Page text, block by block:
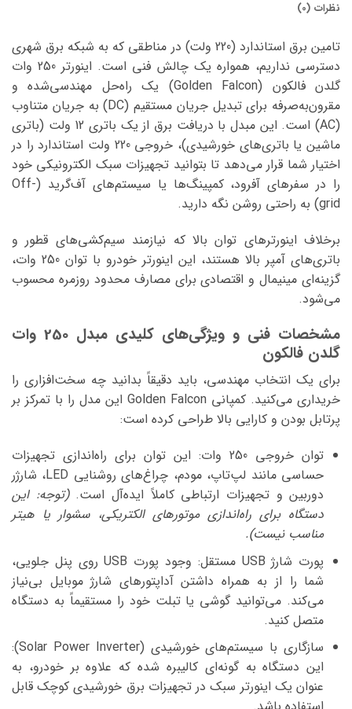
نظرات (0)
تامین برق استاندارد (220 ولت) در مناطقی که به شبکه برق شهری
دسترسی نداریم، همواره یک چالش فنی است. اینورتر 250 وات
گلدن فالکون (Golden Falcon) یک راه‌حل مهندسی‌شده و
مقرون‌به‌صرفه برای تبدیل جریان مستقیم (DC) به جریان متناوب
(AC) است. این مبدل با دریافت برق از یک باتری 12 ولت (باتری
ماشین یا باتری‌های خورشیدی)، خروجی 220 ولت استاندارد را در
اختیار شما قرار می‌دهد تا بتوانید تجهیزات سبک الکترونیکی خود
را در سفرهای آفرود، کمپینگ‌ها یا سیستم‌های آف‌گرید (Off-
grid) به راحتی روشن نگه دارید.
برخلاف اینورترهای توان بالا که نیازمند سیم‌کشی‌های قطور و
باتری‌های آمپر بالا هستند، این اینورتر خودرو با توان 250 وات،
گزینه‌ای مینیمال و اقتصادی برای مصارف محدود روزمره محسوب
می‌شود.
مشخصات فنی و ویژگی‌های کلیدی مبدل 250 وات
گلدن فالکون
برای یک انتخاب مهندسی، باید دقیقاً بدانید چه سخت‌افزاری را
خریداری می‌کنید. کمپانی Golden Falcon این مدل را با تمرکز بر
پرتابل بودن و کارایی بالا طراحی کرده است:
توان خروجی 250 وات: این توان برای راه‌اندازی تجهیزات
حساسی مانند لپ‌تاپ، مودم، چراغ‌های روشنایی LED، شارژر
دوربین و تجهیزات ارتباطی کاملاً ایده‌آل است.(توجه: این
دستگاه برای راه‌اندازی موتورهای الکتریکی، سشوار یا هیتر
مناسب نیست).
پورت شارژ USB مستقل: وجود پورت USB روی پنل جلویی،
شما را از به همراه داشتن آداپتورهای شارژ موبایل بی‌نیاز
می‌کند. می‌توانید گوشی یا تبلت خود را مستقیماً به دستگاه
متصل کنید.
سازگاری با سیستم‌های خورشیدی (Solar Power Inverter):
این دستگاه به گونه‌ای کالیبره شده که علاوه بر خودرو، به
عنوان یک اینورتر سبک در تجهیزات برق خورشیدی کوچک قابل